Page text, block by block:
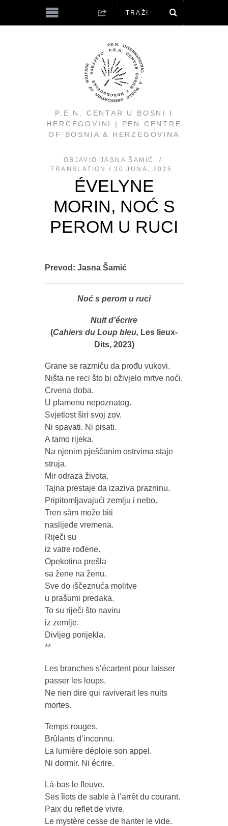
P.E.N. CENTAR U BOSNI I
HERCEGOVINI | PEN CENTRE
OF BOSNIA & HERZEGOVINA
OBJAVIO JASNA ŠAMIĆ
TRANSLATION
30 JUNA, 2025
ÉVELYNE
MORIN, NOĆ S
PEROM U RUCI
Prevod: Jasna Šamić
Noć s perom u ruci
Nuit d’écrire
(Cahiers du Loup bleu, Les lieux-
Dits, 2023)
Grane se razmiču da prođu vukovi.
Ništa ne reci što bi oživjelo mrtve noći.
Crvena doba.
U plamenu nepoznatog.
Svjetlost širi svoj zov.
Ni spavati. Ni pisati.
A tamo rijeka.
Na njenim pješčanim ostrvima staje
struja.
Mir odraza života.
Tajna prestaje da izaziva prazninu.
Pripitomljavajući zemlju i nebo.
Tren sâm može biti
naslijeđe vremena.
Riječi su
iz vatre rođene.
Opekotina prešla
sa žene na ženu.
Sve do iščeznuća molitve
u prašumi predaka.
To su riječi što naviru
iz zemlje.
Divljeg porijekla.
**
Les branches s’écartent pour laisser
passer les loups.
Ne rien dire qui raviverait les nuits
mortes.
Temps rouges.
Brûlants d’inconnu.
La lumière déploie son appel.
Ni dormir. Ni écrire.
Là-bas le fleuve.
Ses îlots de sable à l’arrêt du courant.
Paix du reflet de vivre.
Le mystère cesse de hanter le vide.